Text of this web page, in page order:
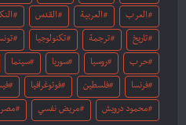
العرب العربية القدس
تاريخ ترجمة تكنولوجيا
حرب روسيا سوريا سينما
فرنسا فلسطين فوتوغرافيا
محمود درويش مريض نفسي مصر